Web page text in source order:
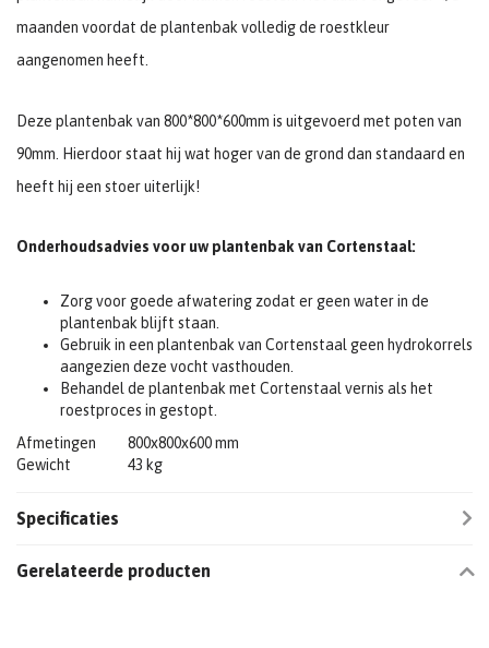
maanden voordat de plantenbak volledig de roestkleur
aangenomen heeft.
Deze plantenbak van 800*800*600mm is uitgevoerd met poten van
90mm. Hierdoor staat hij wat hoger van de grond dan standaard en
heeft hij een stoer uiterlijk!
Onderhoudsadvies voor uw plantenbak van Cortenstaal:
Zorg voor goede afwatering zodat er geen water in de
plantenbak blijft staan.
Gebruik in een plantenbak van Cortenstaal geen hydrokorrels
aangezien deze vocht vasthouden.
Behandel de plantenbak met Cortenstaal vernis als het
roestproces in gestopt.
Afmetingen
800x800x600 mm
Gewicht
43 kg
Specificaties
Gerelateerde producten